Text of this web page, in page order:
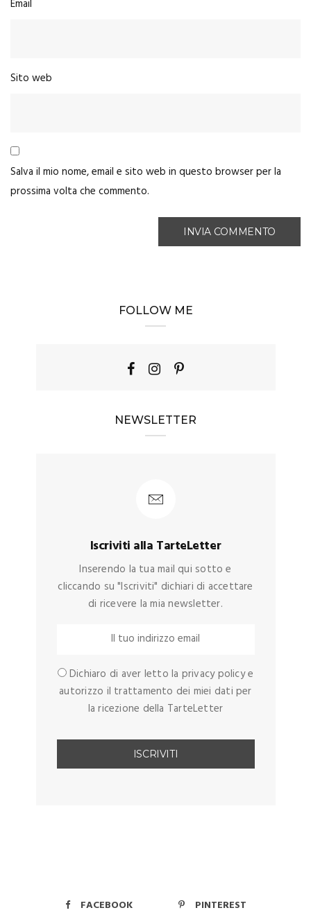
Email
Sito web
Salva il mio nome, email e sito web in questo browser per la
prossima volta che commento.
FOLLOW ME
NEWSLETTER
Iscriviti alla TarteLetter
Inserendo la tua mail qui sotto e
cliccando su "Iscriviti" dichiari di accettare
di ricevere la mia newsletter.
Dichiaro di aver letto la privacy policy e
autorizzo il trattamento dei miei dati per
la ricezione della TarteLetter
FACEBOOK
PINTEREST